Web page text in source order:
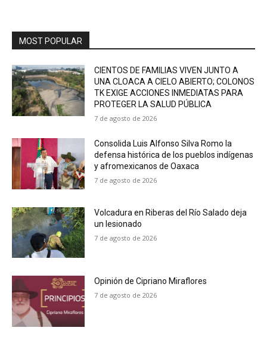
MOST POPULAR
CIENTOS DE FAMILIAS VIVEN JUNTO A
UNA CLOACA A CIELO ABIERTO; COLONOS
TK EXIGE ACCIONES INMEDIATAS PARA
PROTEGER LA SALUD PÚBLICA
7 de agosto de 2026
Consolida Luis Alfonso Silva Romo la
defensa histórica de los pueblos indígenas
y afromexicanos de Oaxaca
7 de agosto de 2026
Volcadura en Riberas del Río Salado deja
un lesionado
7 de agosto de 2026
Opinión de Cipriano Miraflores
7 de agosto de 2026